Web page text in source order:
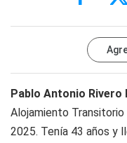
Pablo Antonio Rivero
Alojamiento Transitorio
2025. Tenía 43 años y